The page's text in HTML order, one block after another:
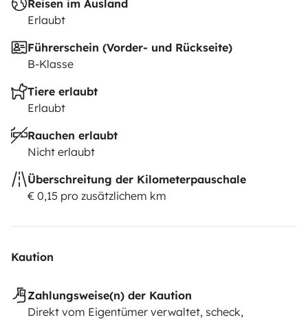
Reisen im Ausland
Erlaubt
Führerschein (Vorder- und Rückseite)
B-Klasse
Tiere erlaubt
Erlaubt
Rauchen erlaubt
Nicht erlaubt
Überschreitung der Kilometerpauschale
€ 0,15 pro zusätzlichem km
Kaution
Zahlungsweise(n) der Kaution
Direkt vom Eigentümer verwaltet, scheck,